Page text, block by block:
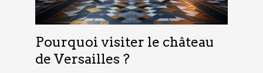
Pourquoi visiter le château
de Versailles ?